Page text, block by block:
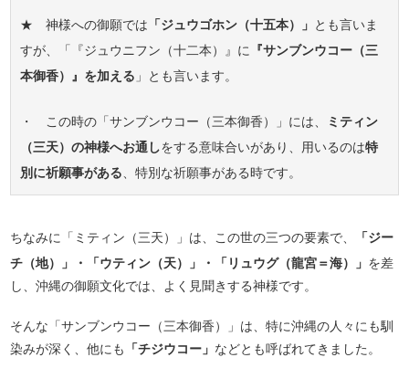
★ 神様への御願では 「ジュウゴホン（十五本）」 とも言いま
すが、「『ジュウニフン（十二本）』に 『サンブンウコー（三
本御香）』を加える 」とも言います。
・ この時の「サンブンウコー（三本御香）」には、
ミティン
（三天）の神様へお通しをする意味合いがあり、用いるのは特
別に祈願事がある、特別な祈願事がある時です。
ちなみに「ミティン（三天）」は、この世の三つの要素で、
「ジー
チ（地）」・「ウティン（天）」・「リュウグ（龍宮＝海）」 を差
し、沖縄の御願文化では、よく見聞きする神様です。
そんな「サンブンウコー（三本御香）」は、特に沖縄の人々にも馴
染みが深く、他にも
「チジウコー」 などとも呼ばれてきました。